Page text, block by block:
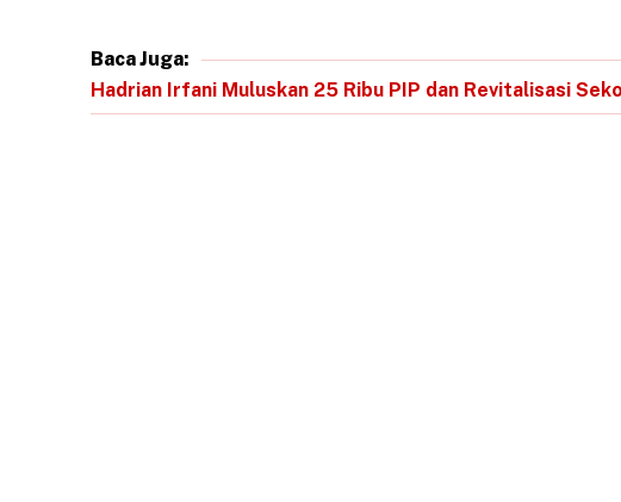
Baca Juga:
Hadrian Irfani Muluskan 25 Ribu PIP dan Revitalisasi